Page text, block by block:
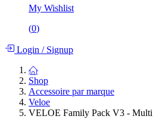
My Wishlist
(0)
Login /Signup
Shop
Accessoire par marque
Veloe
VELOE Family Pack V3 - Multi